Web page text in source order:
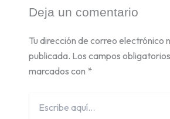
Deja un comentario
Tu dirección de correo electrónico
publicada. Los campos
marcados con *
aquí...